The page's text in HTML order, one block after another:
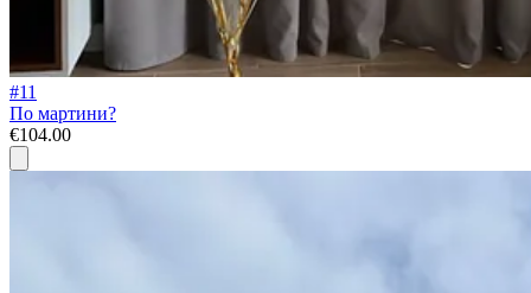
#11
По мартини?
€104.00